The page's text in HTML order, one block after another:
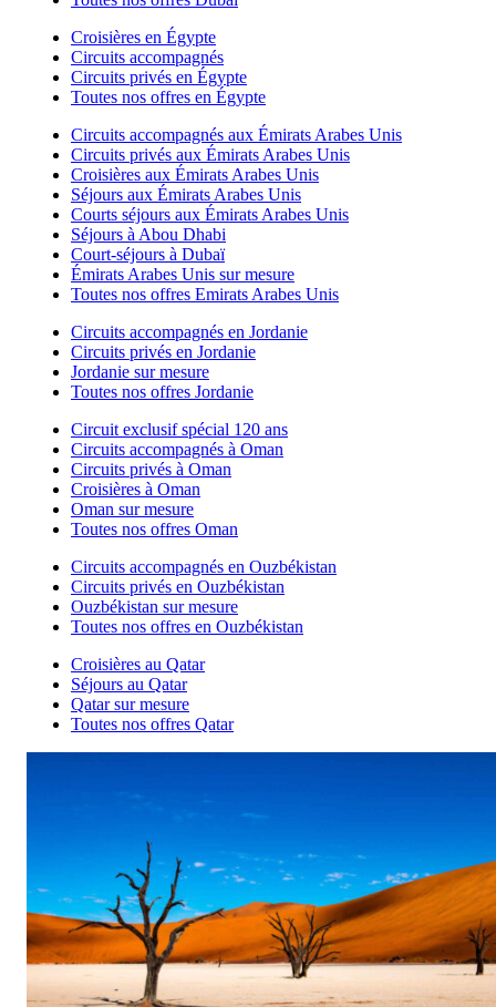
Croisières en Égypte
Circuits accompagnés
Circuits privés en Égypte
Toutes nos offres en Égypte
Circuits accompagnés aux Émirats Arabes Unis
Circuits privés aux Émirats Arabes Unis
Croisières aux Émirats Arabes Unis
Séjours aux Émirats Arabes Unis
Courts séjours aux Émirats Arabes Unis
Séjours à Abou Dhabi
Court-séjours à Dubaï
Émirats Arabes Unis sur mesure
Toutes nos offres Emirats Arabes Unis
Circuits accompagnés en Jordanie
Circuits privés en Jordanie
Jordanie sur mesure
Toutes nos offres Jordanie
Circuit exclusif spécial 120 ans
Circuits accompagnés à Oman
Circuits privés à Oman
Croisières à Oman
Oman sur mesure
Toutes nos offres Oman
Circuits accompagnés en Ouzbékistan
Circuits privés en Ouzbékistan
Ouzbékistan sur mesure
Toutes nos offres en Ouzbékistan
Croisières au Qatar
Séjours au Qatar
Qatar sur mesure
Toutes nos offres Qatar